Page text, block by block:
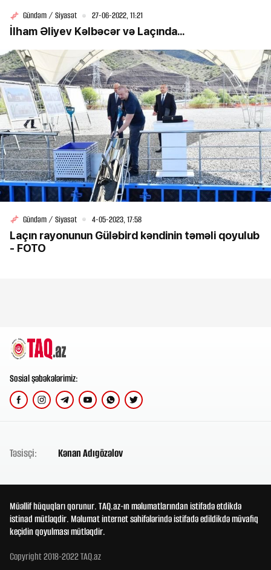
Gündəm / Siyasət 27-06-2022, 11:21
İlham Əliyev Kəlbəcər və Laçında...
Gündəm / Siyasət 4-05-2023, 17:58
Laçın rayonunun Güləbird kəndinin təməli qoyulub
- FOTO
Sosial şəbəkələrimiz:
Təsisçi: Kənan Adıgözəlov
Müəllif hüquqları qorunur. TAQ.az-ın məlumatlarından istifadə etdikdə
istinad mütləqdir. Məlumat internet səhifələrində istifadə edildikdə müvafiq
keçidin qoyulması mütləqdir.
Copyright 2018-2022 TAQ.az